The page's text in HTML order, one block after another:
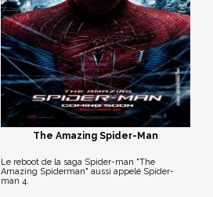
The Amazing Spider-Man
Le reboot de la saga Spider-man "The
Amazing Spiderman" aussi appelé Spider-
man 4.